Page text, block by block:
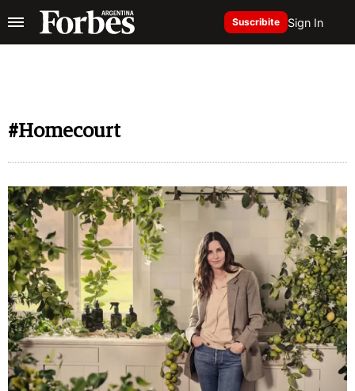
Suscribite Sign In
#Homecourt